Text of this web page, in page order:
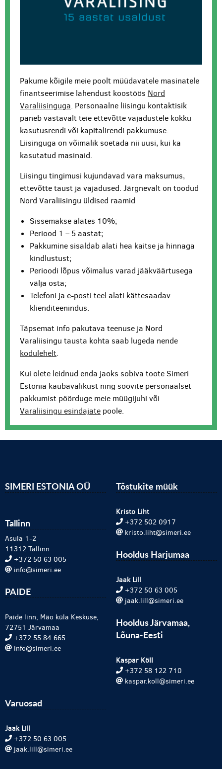
Pakume kõigile meie poolt müüdavatele masinatele
finantseerimise lahendust koostöös Nord
Varaliisinguga. Personaalne liisingu kontaktisik
paneb vastavalt teie ettevõtte vajadustele kokku
kasutusrendi või kapitalirendi pakkumuse.
Liisinguga on võimalik soetada nii uusi, kui ka
kasutatud masinaid.
Liisingu tingimusi kujundavad vara maksumus,
ettevõtte taust ja vajadused. Järgnevalt on toodud
Nord Varaliisingu üldised raamid
Sissemakse alates 10%;
Periood 1 – 5 aastat;
Pakkumine sisaldab alati hea kaitse ja hinnaga
kindlustust;
Perioodi lõpus võimalus varad jääkväärtusega
välja osta;
Telefoni ja e-posti teel alati kättesaadav
klienditeenindus.
Täpsemat info pakutava teenuse ja Nord
Varaliisingu tausta kohta saab lugeda nende
kodulehelt.
Kui olete leidnud enda jaoks sobiva toote Simeri
Estonia kaubavalikust ning soovite personaalset
pakkumist pöörduge meie müügijuhi või
Varaliisingu esindajate poole.
SIMERI ESTONIA OÜ
Tallinn
Asula 1-2
11312 Tallinn
+372 50 63 005
info@simeri.ee
PAIDE
Paide linn, Mäo küla Keskuse,
72751 Järvamaa
+372 55 84 665
info@simeri.ee
Tõstukite müük
Kristo Liht
+372 502 0917
kristo.liht@simeri.ee
Hooldus Harjumaa
Jaak Lill
+372 50 63 005
jaak.lill@simeri.ee
Hooldus Järvamaa,
Lõuna-Eesti
Kaspar Köll
+372 58 122 710
kaspar.koll@simeri.ee
Varuosad
Jaak Lill
+372 50 63 005
jaak.lill@simeri.ee